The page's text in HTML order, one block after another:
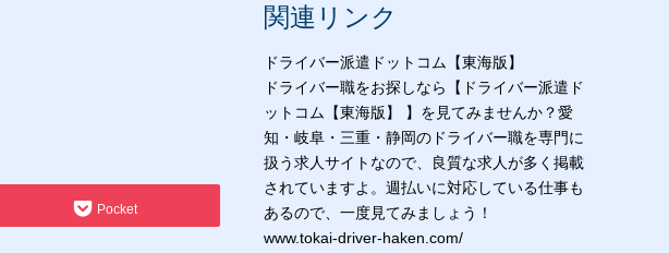
Pocket
関連リンク
ドライバー派遣ドットコム【東海版】
ドライバー職をお探しなら【ドライバー派遣ド
ットコム【東海版】 】を見てみませんか？愛
知・岐阜・三重・静岡のドライバー職を専門に
扱う求人サイトなので、良質な求人が多く掲載
されていますよ。週払いに対応している仕事も
あるので、一度見てみましょう！
www.tokai-driver-haken.com/